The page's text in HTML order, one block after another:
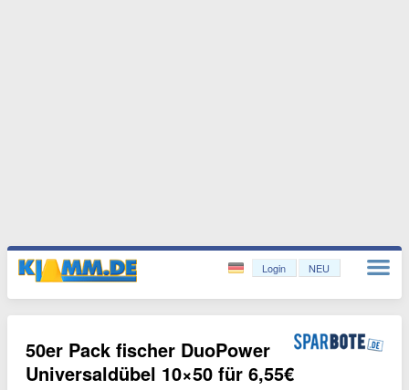
Login NEU
50er Pack fischer DuoPower
Universaldübel 10×50 für 6,55€